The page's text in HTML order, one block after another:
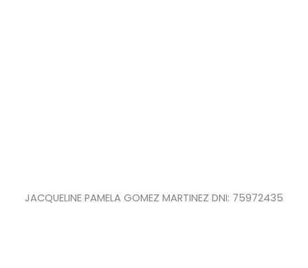
JACQUELINE PAMELA GOMEZ MARTINEZ DNI: 75972435